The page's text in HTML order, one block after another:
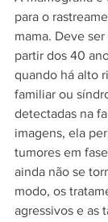
para o
mama. Deve
partir dos 40
quando há alto
familiar ou
detectadas na
imagens, ela
tumores em
ainda não se
modo, os
agressivos e as